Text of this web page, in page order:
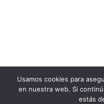
Usamos cookies para
en nuestra web. Si
estás